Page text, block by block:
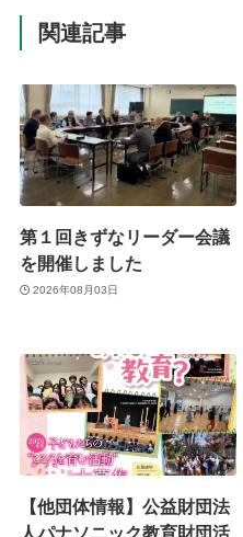
関連記事
第１回きずなリーダー会議
を開催しました
2026年08月03日
【他団体情報】公益財団法
人パナソニック教育財団活